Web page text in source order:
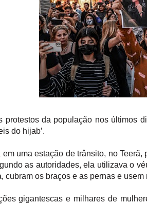
protestos da população nos últimos
do hijab’.
em uma estação de trânsito, no
as autoridades, ela utilizava o
cubram os braços e as pernas e usem
gigantescas e milhares de